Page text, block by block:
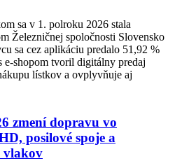
sa v 1. polroku 2026 stala
Železničnej spoločnosti Slovensko
sa cez aplikáciu predalo 51,92 %
e-shopom tvoril digitálny predaj
lístkov a ovplyvňuje aj
zmení dopravu vo
posilové spoje a
vlakov